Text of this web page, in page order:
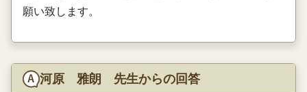
願い致します。
河原 雅朗 先生からの回答